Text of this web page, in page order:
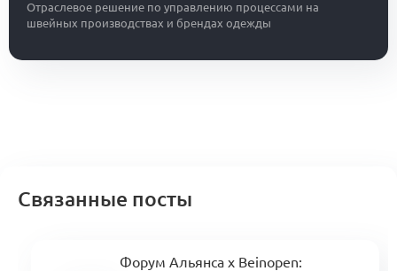
Отраслевое решение по управлению процессами на
швейных производствах и брендах одежды
Связанные посты
Форум Альянса x Beinopen: